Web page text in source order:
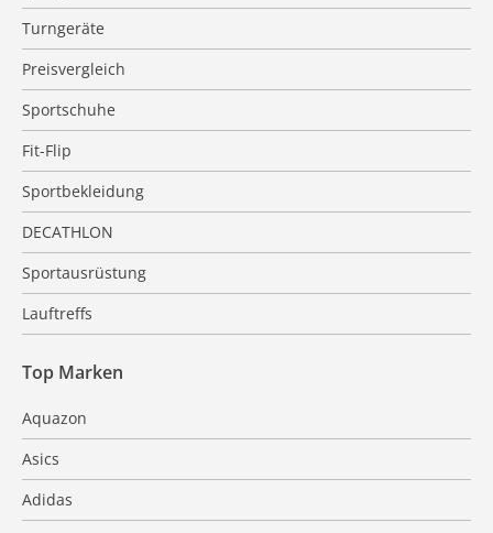
Turngeräte
Preisvergleich
Sportschuhe
Fit-Flip
Sportbekleidung
DECATHLON
Sportausrüstung
Lauftreffs
Top Marken
Aquazon
Asics
Adidas